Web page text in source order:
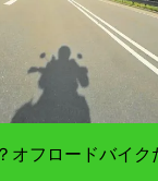
フロードバイク